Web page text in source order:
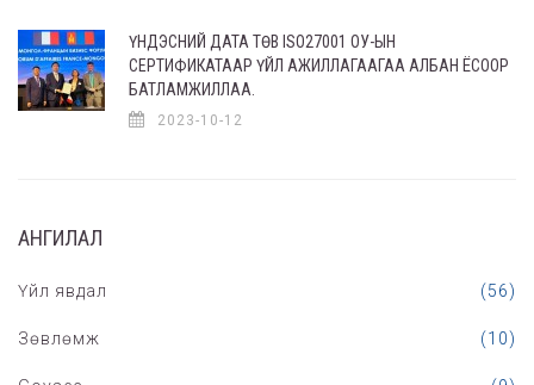
ҮНДЭСНИЙ ДАТА ТӨВ ISO27001 ОУ-ЫН
СЕРТИФИКАТААР ҮЙЛ АЖИЛЛАГААГАА АЛБАН ЁСООР
БАТЛАМЖИЛЛАА.
2023-10-12
АНГИЛАЛ
Үйл явдал (56)
Зөвлөмж (10)